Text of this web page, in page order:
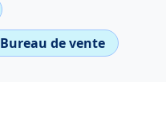
Bureau de vente